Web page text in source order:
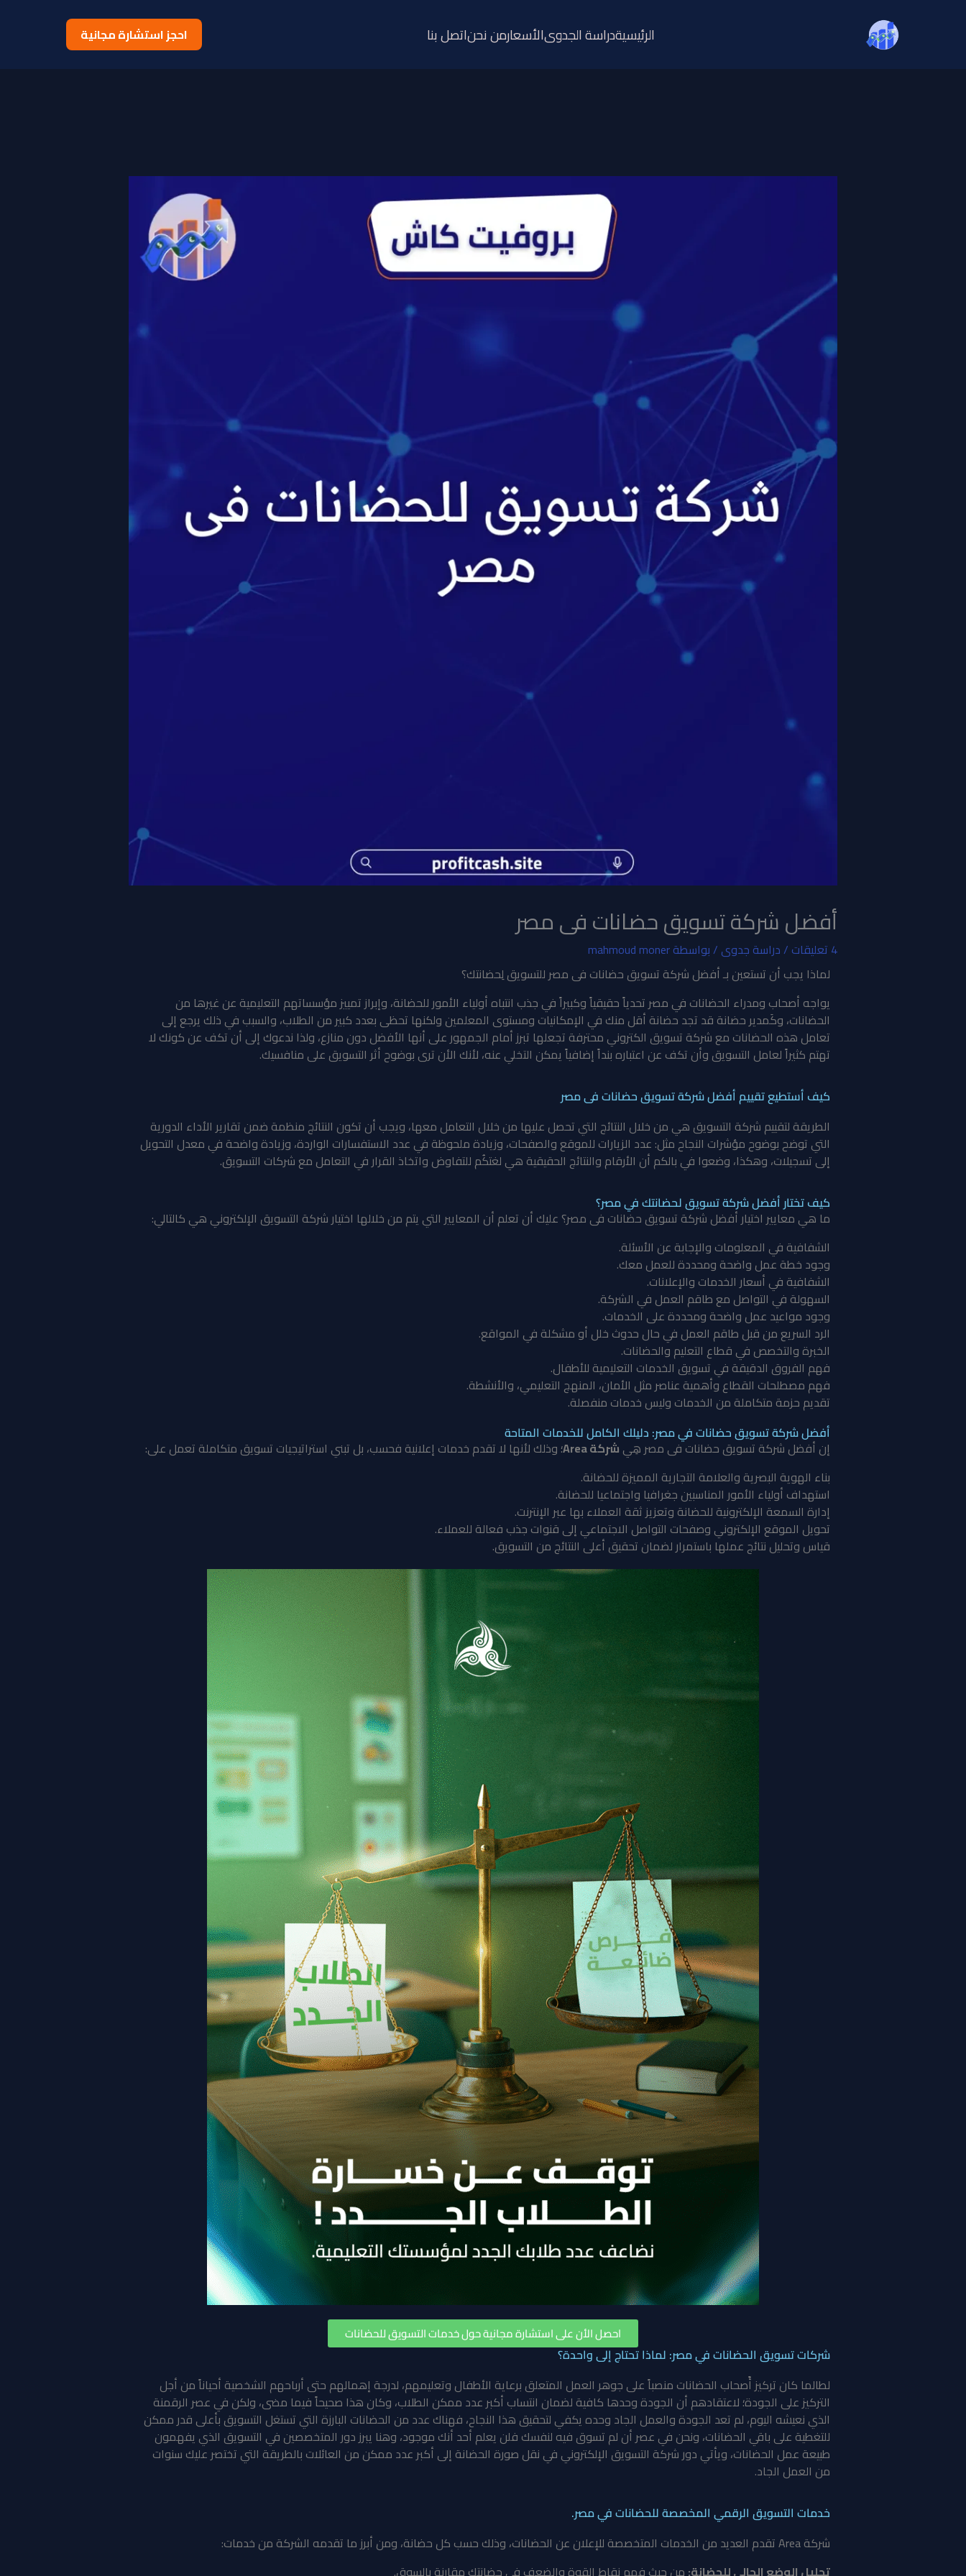
الرئيسيةدراسة الجدوىالأسعارمن نحناتصل بنا احجز استشارة مجانية
أفضل شركة تسويق حضانات فى مصر
4 تعليقات /دراسة جدوى/ بواسطةmahmoud moner
لماذا يجب أن تستعين بـ أفضل شركة تسويق حضانات فى مصر للتسويق لِحضانتك؟
يواجه أصحاب ومدراء الحضانات في مصر تحدياً حقيقياً وكبيراً في جذب انتباه أولياء الأمور للحضانة، وإبراز تمييز مؤسساتهم التعليمية عن غيرها من
الحضانات، وكَمدير حضانة قد تجد حضانة أقل منك في الإمكانيات ومستوى المعلمين ولكنها تحظى بعدد كبير من الطلاب، والسبب في ذلك يرجع إلى
تعامل هذه الحضانات مع شركة تسويق الكتروني محترفة تجعلها تبرز أمام الجمهور على أنها الأفضل دون منازع، ولذا ندعوك إلى أن تكف عن كونك لا
تهتم كثيراً لعامل التسويق وأن تكف عن اعتباره بنداً إضافياً يمكن التخلي عنه، لأنك الأن ترى بوضوح أثر التسويق على منافسيك.
كيف أستطيع تقييم أفضل شركة تسويق حضانات فى مصر
الطريقة لتقييم شركة التسويق هي من خلال النتائج التي تحصل عليها من خلال التعامل معها، ويجب أن تكون النتائج منظمة ضمن تقارير الأداء الدورية
التي توضح بوضوح مؤشرات النجاح مثل: عدد الزيارات للموقع والصفحات، وزيادة ملحوظة في عدد الاستفسارات الواردة، وزيادة واضحة في معدل التحويل
إلى تسجيلات، وهكذا، وضعوا في بالكم أن الأرقام والنتائج الحقيقية هي لغتكُم للتفاوض واتخاذ القرار في التعامل مع شركات التسويق.
كيف تختار أفضل شركة تسويق لحضانتك في مصر؟
ما هي معايير اختيار أفضل شركة تسويق حضانات فى مصر؟ عليك أن تعلم أن المعايير التي يتم من خلالها اختيار شركة التسويق الإلكتروني هي كالتالي:
الشفافية في المعلومات والإجابة عن الأسئلة.
وجود خطة عمل واضحة ومحددة للعمل معك.
الشفافية في أسعار الخدمات والإعلانات.
السهولة في التواصل مع طاقم العمل في الشركة.
وجود مواعيد عمل واضحة ومحددة على الخدمات.
الرد السريع من قبل طاقم العمل في حال حدوث خلل أو مشكلة في المواقع.
الخبرة والتخصص في قطاع التعليم والحضانات.
فهم الفروق الدقيقة في تسويق الخدمات التعليمية للأطفال.
فهم مصطلحات القطاع وأهمية عناصر مثل الأمان، المنهج التعليمي، والأنشطة.
تقديم حزمة متكاملة من الخدمات وليس خدمات منفصلة.
أفضل شركة تسويق حضانات في مصر: دليلك الكامل للخدمات المتاحة
إن أفضل شركة تسويق حضانات فى مصر هِي شركة Area
؛ وذلك لأنها لا تقدم خدمات إعلانية فحسب، بل تبني استراتيجيات تسويق متكاملة تعمل على:
بناء الهوية البصرية والعلامة التجارية المميزة للحضانة.
استهداف أولياء الأمور المناسبين جغرافيا واجتماعيا للحضانة.
إدارة السمعة الإلكترونية للحضانة وتعزيز ثقة العملاء بها عبر الإنترنت.
تحويل الموقع الإلكتروني وصفحات التواصل الاجتماعي إلى قنوات جذب فعالة للعملاء.
قياس وتحليل نتائج عملها باستمرار لضمان تحقيق أعلى النتائج من التسويق.
احصل الأن على استشارة مجانية حول خدمات التسويق للحضانات
شركات تسويق الحضانات في مصر: لماذا تحتاج إلى واحدة؟
لطالما كان تركيز أًصحاب الحضانات منصباً على جوهر العمل المتعلق برعاية الأطفال وتعليمهم، لدرجة إهمالهم حتى أرباحهم الشخصية أحياناً من أجل
التركيز على الجودة؛ لاعتقادهم أن الجودة وحدها كافية لضمان انتساب أكبر عدد ممكن الطلاب، وكان هذا صحيحاً فيما مضى، ولكن في عصر الرقمنة
الذي نعيشه اليوم، لم تعد الجودة والعمل الجاد وحده يكفي لتحقيق هذا النجاح، فهناك عدد من الحضانات البارزة التي تستغل التسويق بأعلى قدر ممكن
للتغطية على باقي الحضانات، ونحن في عصر أن لم تسوق فيه لنفسك فلن يعلم أحد أنك موجود، وهنا يبرز دور المتخصصين في التسويق الذي يفهمون
طبيعة عمل الحضانات، ويأتي دور شركة التسويق الإلكتروني في نقل صورة الحضانة إلى أكبر عدد ممكن من العائلات بالطريقة التي تختصر عليك سنوات
من العمل الجاد.
خدمات التسويق الرقمي المخصصة للحضانات في مصر.
شركة Area تقدم العديد من الخدمات المتخصصة للإعلان عن الحضانات، وذلك حسب كل حضانة، ومن أبرز ما تقدمه الشركة من خدمات:
تحليل الوضع الحالي للحضانة: من حيث فهم نقاط القوة والضعف في حضانتك مقارنة بالسوق.